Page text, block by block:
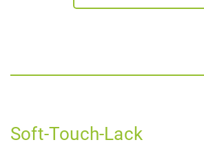
Soft-Touch-Lack